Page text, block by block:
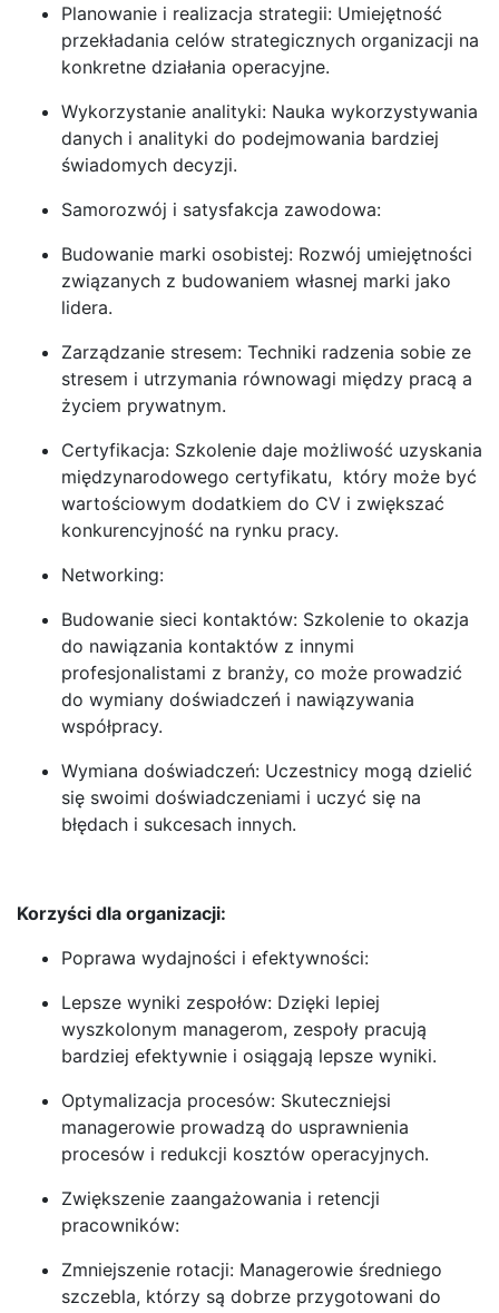
Planowanie i realizacja strategii: Umiejętność
przekładania celów strategicznych organizacji na
konkretne działania operacyjne.
Wykorzystanie analityki: Nauka wykorzystywania
danych i analityki do podejmowania bardziej
świadomych decyzji.
Samorozwój i satysfakcja zawodowa:
Budowanie marki osobistej: Rozwój umiejętności
związanych z budowaniem własnej marki jako
lidera.
Zarządzanie stresem: Techniki radzenia sobie ze
stresem i utrzymania równowagi między pracą a
życiem prywatnym.
Certyfikacja: Szkolenie daje możliwość uzyskania
międzynarodowego certyfikatu, który może być
wartościowym dodatkiem do CV i zwiększać
konkurencyjność na rynku pracy.
Networking:
Budowanie sieci kontaktów: Szkolenie to okazja
do nawiązania kontaktów z innymi
profesjonalistami z branży, co może prowadzić
do wymiany doświadczeń i nawiązywania
współpracy.
Wymiana doświadczeń: Uczestnicy mogą dzielić
się swoimi doświadczeniami i uczyć się na
błędach i sukcesach innych.
Korzyści dla organizacji:
Poprawa wydajności i efektywności:
Lepsze wyniki zespołów: Dzięki lepiej
wyszkolonym managerom, zespoły pracują
bardziej efektywnie i osiągają lepsze wyniki.
Optymalizacja procesów: Skuteczniejsi
managerowie prowadzą do usprawnienia
procesów i redukcji kosztów operacyjnych.
Zwiększenie zaangażowania i retencji
pracowników:
Zmniejszenie rotacji: Managerowie średniego
szczebla, którzy są dobrze przygotowani do